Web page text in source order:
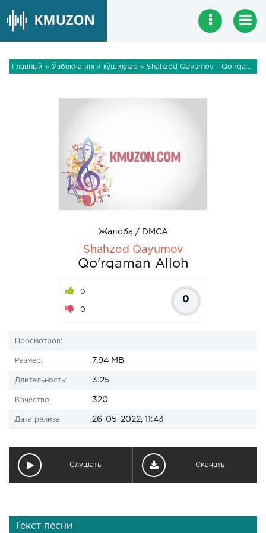
Главный » Ўзбекча янги қўшиқлар » Shahzod Qayumov - Qo'rqaman Alloh
Жалоба / DMCA
Shahzod Qayumov
Qo'rqaman Alloh
0
0
0
Просмотров:
Размер: 7,94 MB
Длительность: 3:25
Качество: 320
Дата релиза: 26-05-2022, 11:43
Слушать Скачать
Текст песни